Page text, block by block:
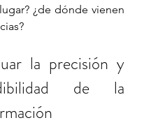
¿de dónde vienen
la precisión y
de la